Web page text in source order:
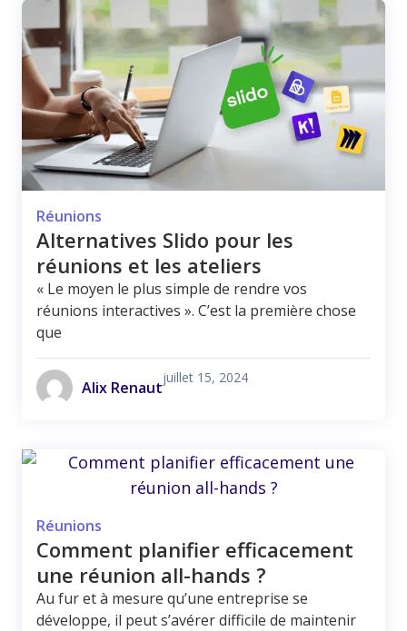
Réunions
Alternatives Slido pour les
réunions et les ateliers
« Le moyen le plus simple de rendre vos
réunions interactives ». C’est la première chose
que
Alix Renaut
juillet 15, 2024
Réunions
Comment planifier efficacement
une réunion all-hands ?
Au fur et à mesure qu’une entreprise se
développe, il peut s’avérer difficile de maintenir